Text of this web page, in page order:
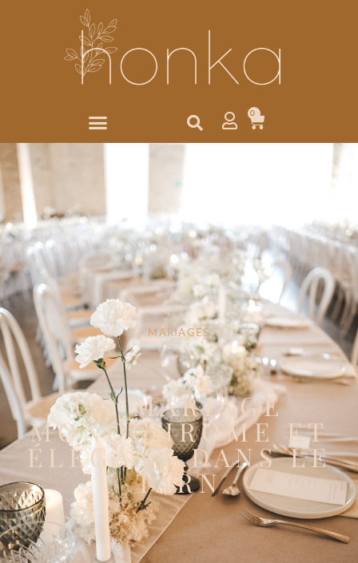
0
MARIAGES
UN MARIAGE
MONOCHROME ET
ÉLÉGANT DANS LE
TARN